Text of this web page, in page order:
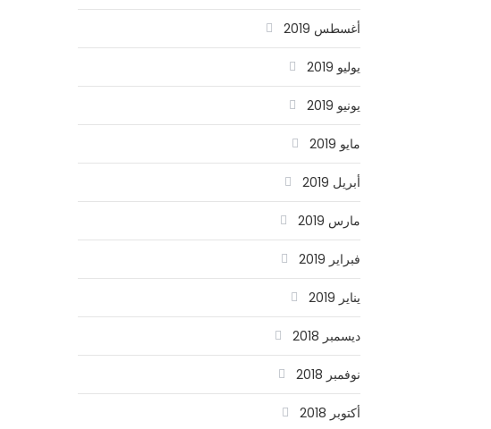
أغسطس 2019
يوليو 2019
يونيو 2019
مايو 2019
أبريل 2019
مارس 2019
فبراير 2019
يناير 2019
ديسمبر 2018
نوفمبر 2018
أكتوبر 2018